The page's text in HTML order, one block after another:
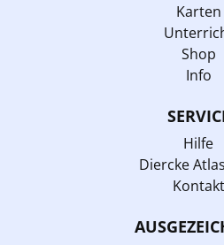
Karten
Shop
Info
Hilfe
Diercke
Kontakt